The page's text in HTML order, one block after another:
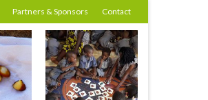
Partners & Sponsors Contact